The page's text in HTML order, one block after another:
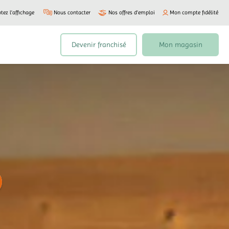
l'affichage Nous contacter Nos offres d’emploi Mon compte fidélité
Devenir franchisé Mon magasin